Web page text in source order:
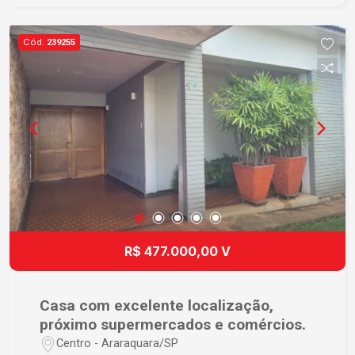
rodízio. Infraestrutura completa do condomínio: -
Portaria 24 horas - 02 piscinas - Quadra
poliesportiva - Brinquedoteca - Salão de festas -
Playground - Quiosque com churrasqueira Ideal
para quem deseja morar com tranquilidade,
segurança e diversas opções de lazer para toda
a família. Entre em contato para mais
informações e agende sua visita!
Cód. 239255
R$ 477.000,00 V
Casa com excelente localização,
próximo supermercados e comércios.
Centro - Araraquara/SP